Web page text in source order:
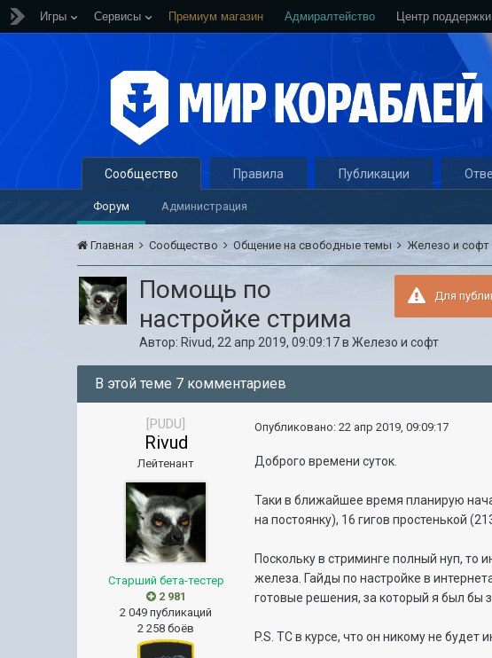
Игры Сервисы Премиум магазин Адмиралтейство Центр поддержки
Сообщество
Форум Администрация
Правила Публикации
Главная Сообщество Общение на свободные темы Железо и софт
Для
Помощь по
настройке стрима
Автор: Rivud, 22 апр 2019, 09:09:17вЖелезо и софт
В этой теме 7 комментариев
[PUDU]
Rivud
Лейтенант
Старший бета-тестер
2 981
2 049 публикаций
2 258 боёв
Опубликовано:22 апр 2019, 09:09:17
Доброго времени суток.
Таки в ближайшее время планирую
на постоянку), 16 гигов простенькой
Поскольку в стриминге полный нуп, то
железа. Гайды по настройке в
готовые решения, за который я был бы
P.S. ТС в курсе, что он никому не будет